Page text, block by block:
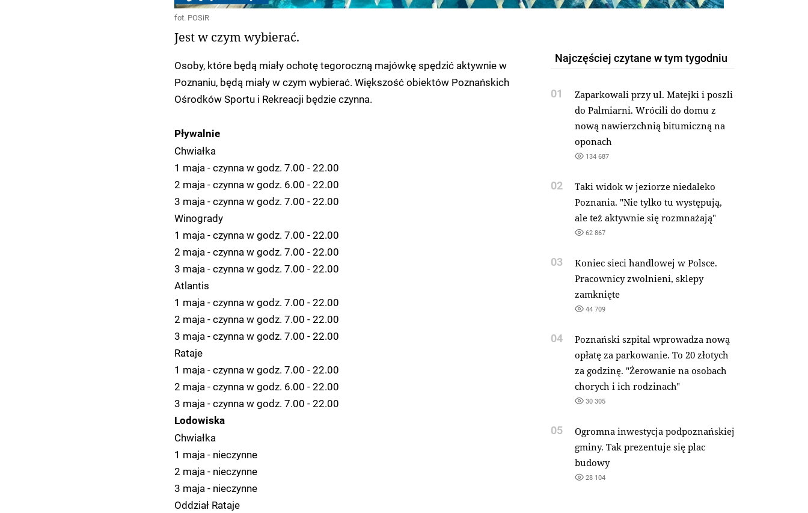
fot. POSiR
Jest w czym wybierać.
Osoby, które będą miały ochotę tegoroczną majówkę spędzić aktywnie w
Poznaniu, będą miały w czym wybierać. Większość obiektów Poznańskich
Ośrodków Sportu i Rekreacji będzie czynna.
Pływalnie
Chwiałka
1 maja - czynna w godz. 7.00 - 22.00
2 maja - czynna w godz. 6.00 - 22.00
3 maja - czynna w godz. 7.00 - 22.00
Winogrady
1 maja - czynna w godz. 7.00 - 22.00
2 maja - czynna w godz. 7.00 - 22.00
3 maja - czynna w godz. 7.00 - 22.00
Atlantis
1 maja - czynna w godz. 7.00 - 22.00
2 maja - czynna w godz. 7.00 - 22.00
3 maja - czynna w godz. 7.00 - 22.00
Rataje
1 maja - czynna w godz. 7.00 - 22.00
2 maja - czynna w godz. 6.00 - 22.00
3 maja - czynna w godz. 7.00 - 22.00
Lodowiska
Chwiałka
1 maja - nieczynne
2 maja - nieczynne
3 maja - nieczynne
Oddział Rataje
Najczęściej czytane w tym tygodniu
01
Zaparkowali przy ul. Matejki i poszli
do Palmiarni. Wrócili do domu z
nową nawierzchnią bitumiczną na
oponach
134 687
02
Taki widok w jeziorze niedaleko
Poznania. "Nie tylko tu występują,
ale też aktywnie się rozmnażają"
62 867
03
Koniec sieci handlowej w Polsce.
Pracownicy zwolnieni, sklepy
zamknięte
44 709
04
Poznański szpital wprowadza nową
opłatę za parkowanie. To 20 złotych
za godzinę. "Żerowanie na osobach
chorych i ich rodzinach"
30 305
05
Ogromna inwestycja podpoznańskiej
gminy. Tak prezentuje się plac
budowy
28 104